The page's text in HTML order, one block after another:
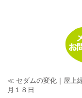
≪ セダムの変化｜屋上
月１８日